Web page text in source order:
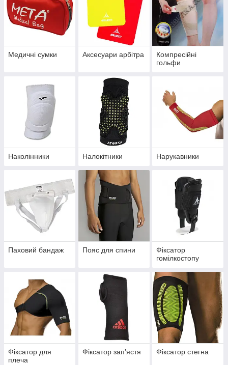
Медичні сумки Аксесуари арбітра
Компресійні
гольфи
Наколінники Налокітники Нарукавники
Паховий бандаж Пояс для спини
Фіксатор
гомілкостопу
Фіксатор для
плеча
Фіксатор запʼястя Фіксатор стегна